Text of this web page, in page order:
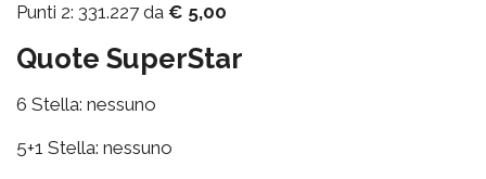
Punti 2: 331.227 da € 5,00
Quote SuperStar
6 Stella: nessuno
5+1 Stella: nessuno